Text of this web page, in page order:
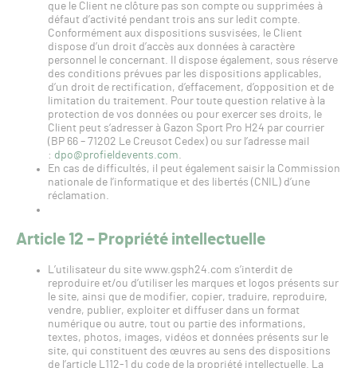
que le Client ne clôture pas son compte ou supprimées à
défaut d’activité pendant trois ans sur ledit compte.
Conformément aux dispositions susvisées, le Client
dispose d’un droit d’accès aux données à caractère
personnel le concernant. Il dispose également, sous réserve
des conditions prévues par les dispositions applicables,
d’un droit de rectification, d’effacement, d’opposition et de
limitation du traitement. Pour toute question relative à la
protection de vos données ou pour exercer ses droits, le
Client peut s‘adresser à Gazon Sport Pro H24 par courrier
(BP 66 – 71202 Le Creusot Cedex) ou sur l’adresse mail
: dpo@profieldevents.com.
En cas de difficultés, il peut également saisir la Commission
nationale de l’informatique et des libertés (CNIL) d’une
réclamation.
Article 12 – Propriété intellectuelle
L’utilisateur du site www.gsph24.com s’interdit de
reproduire et/ou d’utiliser les marques et logos présents sur
le site, ainsi que de modifier, copier, traduire, reproduire,
vendre, publier, exploiter et diffuser dans un format
numérique ou autre, tout ou partie des informations,
textes, photos, images, vidéos et données présents sur le
site, qui constituent des œuvres au sens des dispositions
de l’article L112-1 du code de la propriété intellectuelle. La